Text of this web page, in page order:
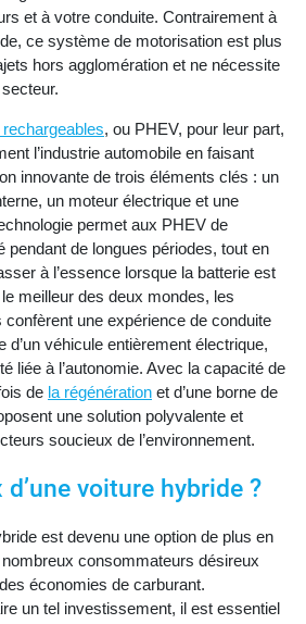
et à votre conduite. Contrairement à
ce système de motorisation est plus
hors agglomération et ne nécessite
, ou PHEV, pour leur part,
l’industrie automobile en faisant
innovante de trois éléments clés : un
un moteur électrique et une
permet aux PHEV de
pendant de longues périodes, tout en
à l’essence lorsque la batterie est
meilleur des deux mondes, les
une expérience de conduite
d’un véhicule entièrement électrique,
liée à l’autonomie. Avec la capacité de
de la régénération et d’une borne de
une solution polyvalente et
soucieux de l’environnement.
voiture hybride ?
est devenu une option de plus en
consommateurs désireux
économies de carburant.
un tel investissement, il est essentiel